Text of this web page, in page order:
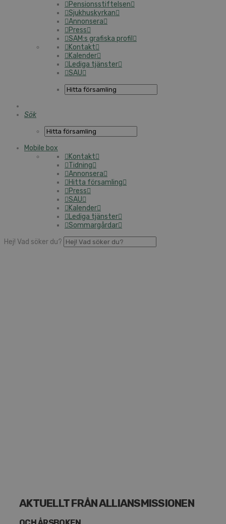
Pensionsstiftelsen
Sjukhuskyrkan
Annonsera
Press
SAM:s grafiska profil
Kontakt
Kalender
Lediga tjänster
SAU
Sök
Mobile box
Kontakt
Tidning
Annonsera
Hitta församling
Press
SAU
Kalender
Lediga tjänster
Sommargårdar
Hej! Vad söker du?
AKTUELLT FRÅN ALLIANSMISSIONEN